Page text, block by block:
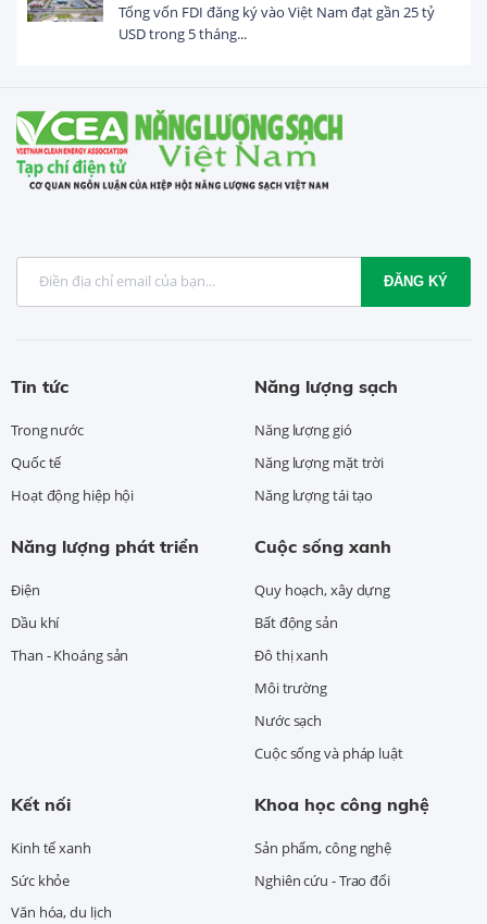
Tổng vốn FDI đăng ký vào Việt Nam đạt gần 25 tỷ
USD trong 5 tháng...
ĐĂNG KÝ
Tin tức
Trong nước
Quốc tế
Hoạt động hiệp hội
Năng lượng sạch
Năng lượng gió
Năng lượng mặt trời
Năng lượng tái tạo
Năng lượng phát triển
Điện
Dầu khí
Than - Khoáng sản
Cuộc sống xanh
Quy hoạch, xây dựng
Bất động sản
Đô thị xanh
Môi trường
Nước sạch
Cuộc sống và pháp luật
Kết nối
Kinh tế xanh
Sức khỏe
Văn hóa, du lịch
Khoa học công nghệ
Sản phẩm, công nghệ
Nghiên cứu - Trao đổi